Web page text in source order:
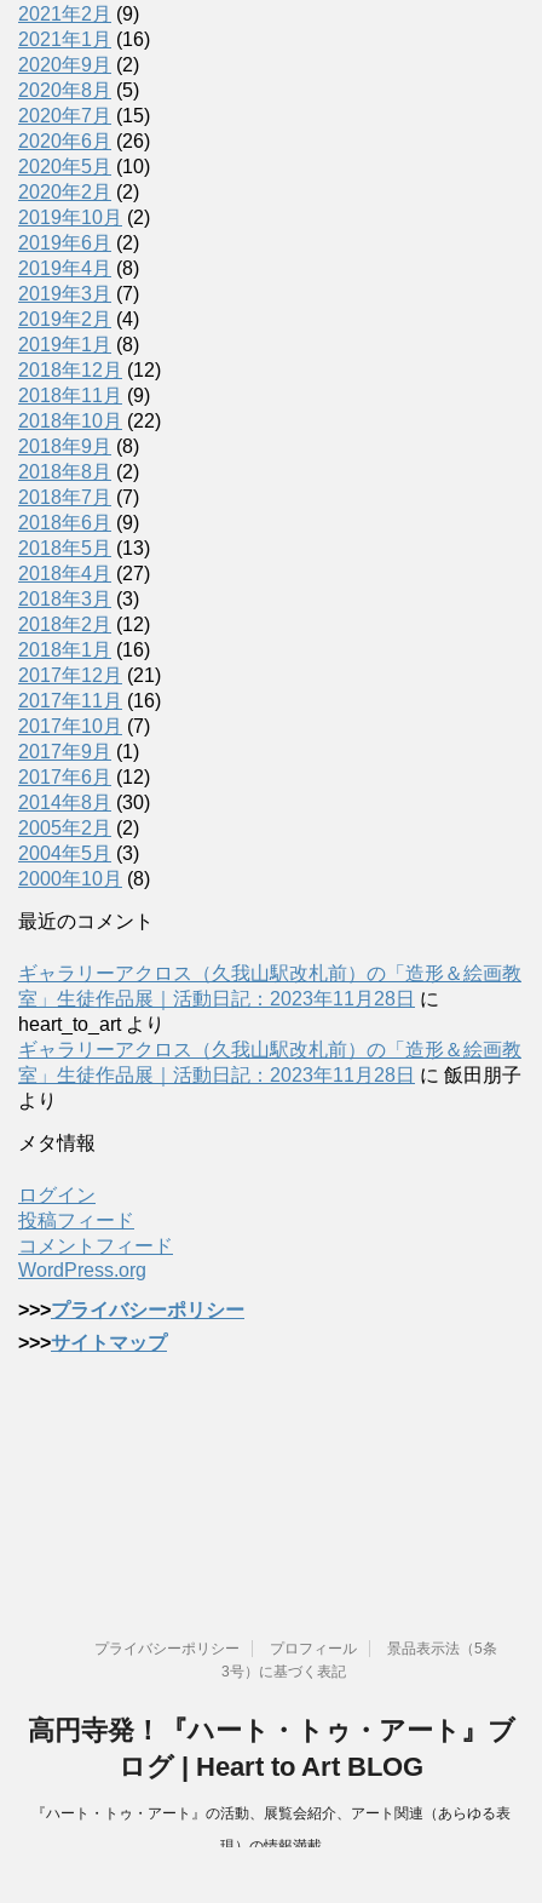
2021年2月 (9)
2021年1月 (16)
2020年9月 (2)
2020年8月 (5)
2020年7月 (15)
2020年6月 (26)
2020年5月 (10)
2020年2月 (2)
2019年10月 (2)
2019年6月 (2)
2019年4月 (8)
2019年3月 (7)
2019年2月 (4)
2019年1月 (8)
2018年12月 (12)
2018年11月 (9)
2018年10月 (22)
2018年9月 (8)
2018年8月 (2)
2018年7月 (7)
2018年6月 (9)
2018年5月 (13)
2018年4月 (27)
2018年3月 (3)
2018年2月 (12)
2018年1月 (16)
2017年12月 (21)
2017年11月 (16)
2017年10月 (7)
2017年9月 (1)
2017年6月 (12)
2014年8月 (30)
2005年2月 (2)
2004年5月 (3)
2000年10月 (8)
最近のコメント
ギャラリーアクロス（久我山駅改札前）の「造形＆絵画教
室」生徒作品展｜活動日記：2023年11月28日 に
heart_to_artより
ギャラリーアクロス（久我山駅改札前）の「造形＆絵画教
室」生徒作品展｜活動日記：2023年11月28日 に 飯田朋子
より
メタ情報
ログイン
投稿フィード
コメントフィード
WordPress.org
>>>プライバシーポリシー
>>>サイトマップ
プライバシーポリシー プロフィール
景品表示法（5条
3号）に基づく表記
高円寺発！『ハート・トゥ・アート』ブ
ログ | Heart to Art BLOG
『ハート・トゥ・アート』の活動、展覧会紹介、アート関連（あらゆる表
現）の情報満載